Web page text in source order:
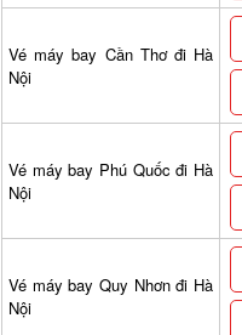
Vé máy bay Cần Thơ đi Hà
Nội
Vé máy bay Phú Quốc đi Hà
Nội
Vé máy bay Quy Nhơn đi Hà
Nội